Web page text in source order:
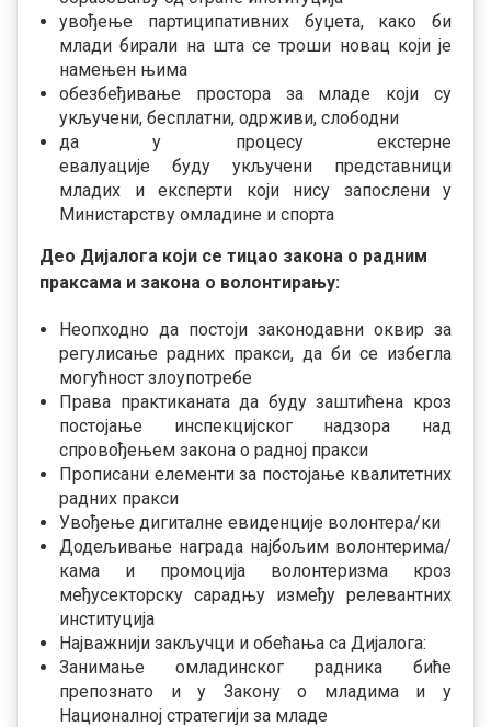
увођење партиципативних буџета, како би
млади бирали на шта се троши новац који је
намењен њима
обезбеђивање простора за младе који су
укључени, бесплатни, одрживи, слободни
да у процесу екстерне
евалуације буду укључени представници
младих и експерти који нису запослени у
Министарству омладине и спорта
Део Дијалога који се тицао закона о радним
праксама и закона о волонтирању:
Неопходно да постоји законодавни оквир за
регулисање радних пракси, да би се избегла
могућност злоупотребе
Права практиканата да буду заштићена кроз
постојање инспекцијског надзора над
спровођењем закона о радној пракси
Прописани елементи за постојање квалитетних
радних пракси
Увођење дигиталне евиденције волонтера/ки
Додељивање награда најбољим волонтерима/
кама и промоција волонтеризма кроз
међусекторску сарадњу између релевантних
институција
Најважнији закључци и обећања са Дијалога:
Занимање омладинског радника биће
препознато и у Закону о младима и у
Националној стратегији за младе